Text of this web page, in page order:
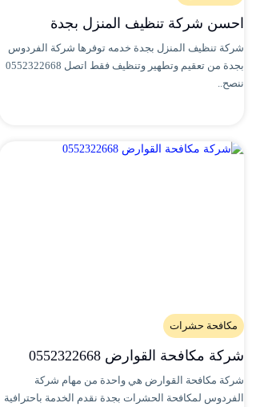
احسن شركة تنظيف المنزل بجدة
شركة تنظيف المنزل بجدة خدمه توفرها شركة الفردوس
بجدة من تعقيم وتطهير وتنظيف فقط اتصل 0552322668
ننصح..
مكافحة حشرات
شركة مكافحة القوارض 0552322668
شركة مكافحة القوارض هي واحدة من مهام شركة
الفردوس لمكافحة الحشرات بجدة نقدم الخدمة باحترافية